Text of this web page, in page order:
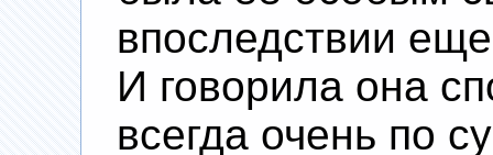
впоследствии
И говорила она
всегда очень по